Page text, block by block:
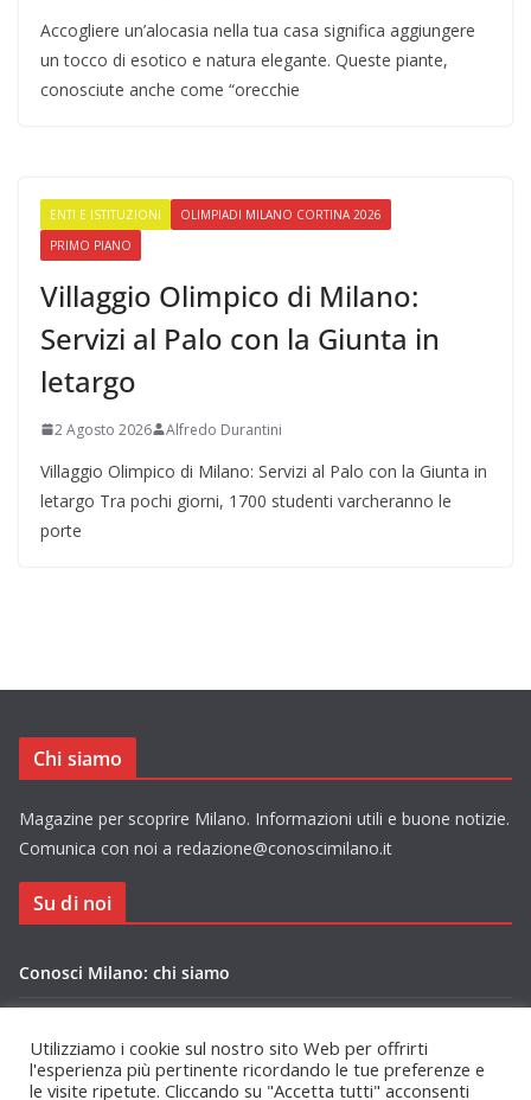
Accogliere un’alocasia nella tua casa significa aggiungere
un tocco di esotico e natura elegante. Queste piante,
conosciute anche come “orecchie
ENTI E ISTITUZIONI
OLIMPIADI MILANO CORTINA 2026
PRIMO PIANO
Villaggio Olimpico di Milano:
Servizi al Palo con la Giunta in
letargo
2 Agosto 2026 Alfredo Durantini
Villaggio Olimpico di Milano: Servizi al Palo con la Giunta in
letargo Tra pochi giorni, 1700 studenti varcheranno le
porte
Chi siamo
Magazine per scoprire Milano. Informazioni utili e buone notizie.
Comunica con noi a redazione@conoscimilano.it
Su di noi
Conosci Milano: chi siamo
Utilizziamo i cookie sul nostro sito Web per offrirti
l'esperienza più pertinente ricordando le tue preferenze e
le visite ripetute. Cliccando su "Accetta tutti" acconsenti